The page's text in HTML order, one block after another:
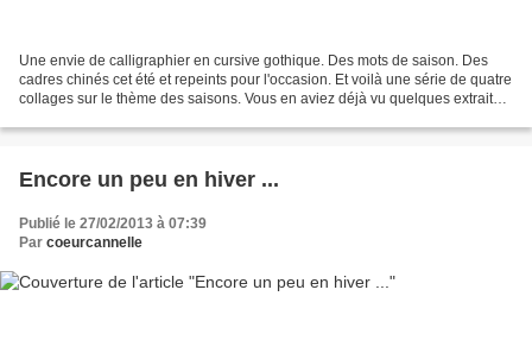
Une envie de calligraphier en cursive gothique. Des mots de saison. Des
cadres chinés cet été et repeints pour l'occasion. Et voilà une série de quatre
collages sur le thème des saisons. Vous en aviez déjà vu quelques extraits
Encore un peu en hiver ...
Publié le 27/02/2013 à 07:39
Par coeurcannelle